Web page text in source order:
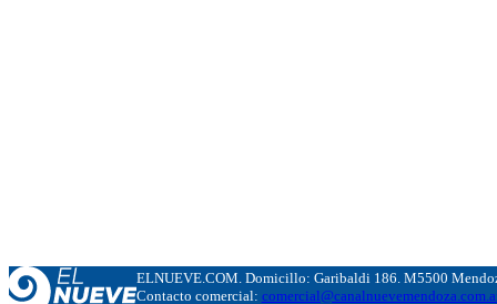
ELNUEVE.COM. Domicillo: Garibaldi 186. M5500
Contacto comercial: